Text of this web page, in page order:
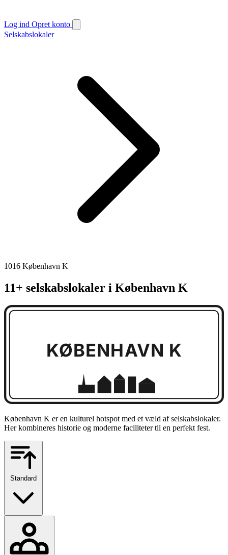
Log ind Opret konto
Selskabslokaler
1016 København K
11+ selskabslokaler i København K
KØBENHAVN K
København K er en kulturel hotspot med et væld af selskabslokaler.
Her kombineres historie og moderne faciliteter til en perfekt fest.
Standard